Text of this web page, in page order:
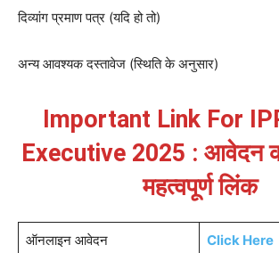
दिव्यांग प्रमाण पत्र (यदि हो तो)
अन्य आवश्यक दस्तावेज (स्थिति के अनुसार)
Important Link For
Executive 2025 : आवेदन
महत्वपूर्ण लिंक
ऑनलाइन आवेदन Click Here